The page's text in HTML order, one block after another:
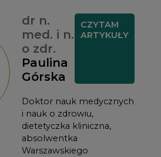
dr n.
med. i n.
o zdr.
Paulina
Górska
CZYTAM
ARTYKUŁY
Doktor nauk medycznych
i nauk o zdrowiu,
dietetyczka kliniczna,
absolwentka
Warszawskiego